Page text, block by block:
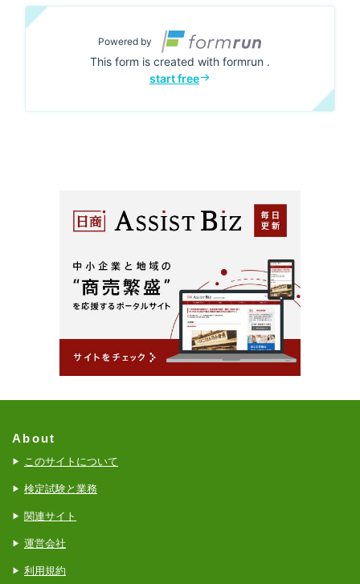
About
このサイトについて
検定試験と業務
関連サイト
運営会社
利用規約